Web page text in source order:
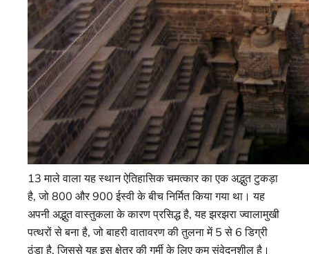
13 माले वाला यह स्थान ऐतिहासिक चमत्कार का एक अद्भुत टुकड़ा
है, जो 800 और 900 ईस्वी के बीच निर्मित किया गया था। यह
अपनी अद्भुत वास्तुकला के कारण प्रसिद्ध है, यह झरझरा ज्वालामुखी
पत्थरों से बना है, जो बाहरी वातावरण की तुलना में 5 से 6 डिग्री
ठंडा है, जिससे यह इस क्षेत्र की गर्मी के लिए कम संवेदनशील है।